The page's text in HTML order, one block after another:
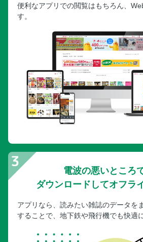
便利なアプリでの閲覧はもちろん、
す。
電波の悪いところ
ダウンロードしてオフラ
アプリなら、読みたい雑誌のデータを
することで、地下鉄や飛行機でも快適